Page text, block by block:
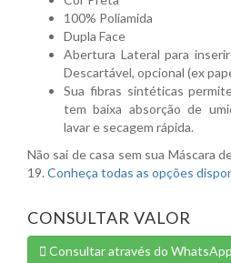
100% Poliamida
Dupla Face
Abertura Lateral para
Descartável, opcional (ex
Sua fibras sintéticas
tem baixa absorção de
lavar e secagem rápida.
Não sai de casa sem sua Máscara
19. Conheça todas as opções
CONSULTAR VALOR
Consultar através do WhatsApp